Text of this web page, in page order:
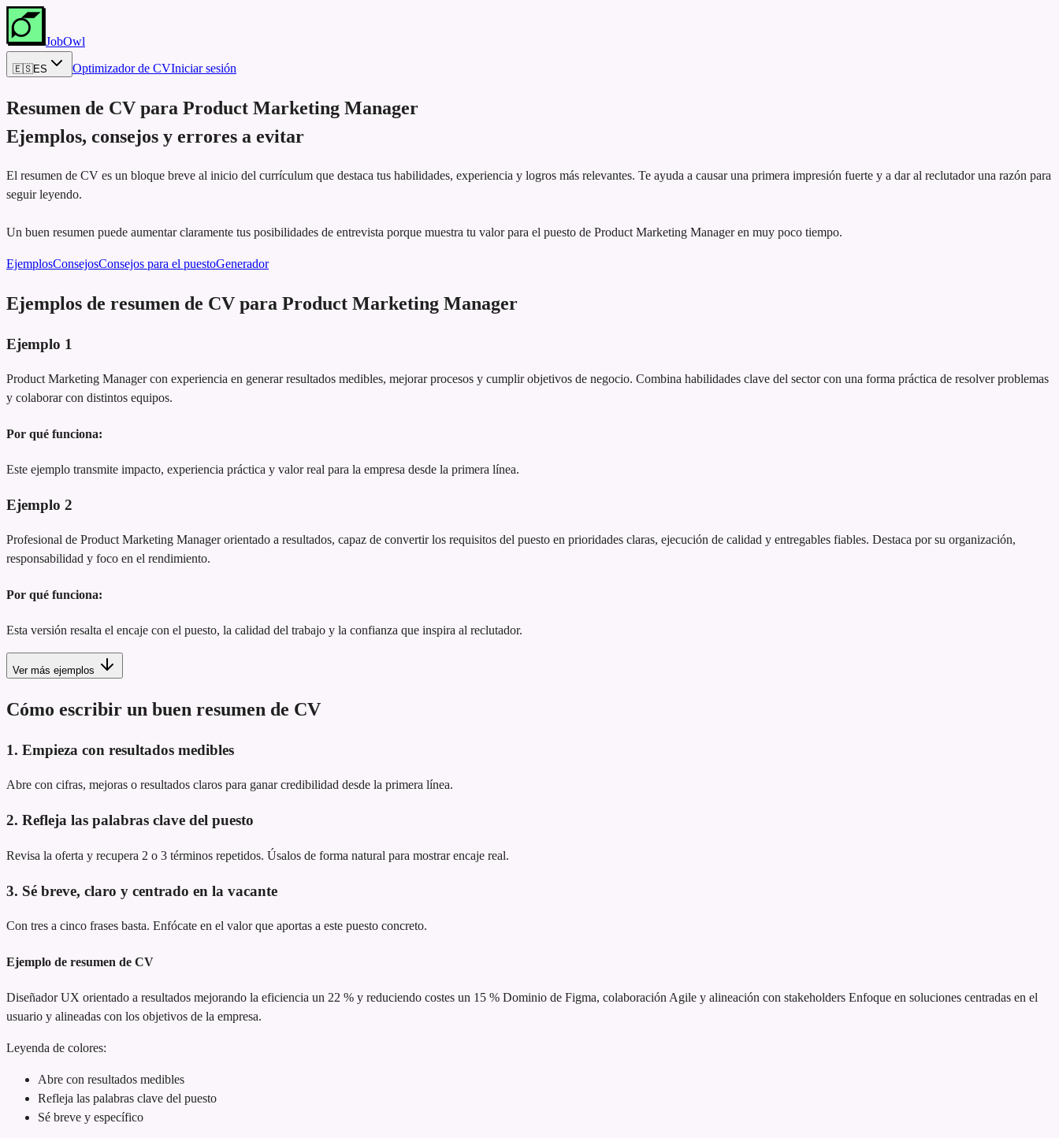
JobOwl
🇪🇸ES Optimizador de CVIniciar sesión
Resumen de CV para Product Marketing Manager
Ejemplos, consejos y errores a evitar
El resumen de CV es un bloque breve al inicio del currículum que destaca tus habilidades, experiencia y logros más relevantes. Te ayuda a causar una primera impresión fuerte y a dar al reclutador una razón para
seguir leyendo.
Un buen resumen puede aumentar claramente tus posibilidades de entrevista porque muestra tu valor para el puesto de Product Marketing Manager en muy poco tiempo.
EjemplosConsejosConsejos para el puestoGenerador
Ejemplos de resumen de CV para Product Marketing Manager
Ejemplo 1
Product Marketing Manager con experiencia en generar resultados medibles, mejorar procesos y cumplir objetivos de negocio. Combina habilidades clave del sector con una forma práctica de resolver problemas
y colaborar con distintos equipos.
Por qué funciona:
Este ejemplo transmite impacto, experiencia práctica y valor real para la empresa desde la primera línea.
Ejemplo 2
Profesional de Product Marketing Manager orientado a resultados, capaz de convertir los requisitos del puesto en prioridades claras, ejecución de calidad y entregables fiables. Destaca por su organización,
responsabilidad y foco en el rendimiento.
Por qué funciona:
Esta versión resalta el encaje con el puesto, la calidad del trabajo y la confianza que inspira al reclutador.
Ver más ejemplos
Cómo escribir un buen resumen de CV
1. Empieza con resultados medibles
Abre con cifras, mejoras o resultados claros para ganar credibilidad desde la primera línea.
2. Refleja las palabras clave del puesto
Revisa la oferta y recupera 2 o 3 términos repetidos. Úsalos de forma natural para mostrar encaje real.
3. Sé breve, claro y centrado en la vacante
Con tres a cinco frases basta. Enfócate en el valor que aportas a este puesto concreto.
Ejemplo de resumen de CV
Diseñador UX orientado a resultados mejorando la eficiencia un 22 % y reduciendo costes un 15 % Dominio de Figma, colaboración Agile y alineación con stakeholders Enfoque en soluciones centradas en el
usuario y alineadas con los objetivos de la empresa.
Leyenda de colores:
Abre con resultados medibles
Refleja las palabras clave del puesto
Sé breve y específico